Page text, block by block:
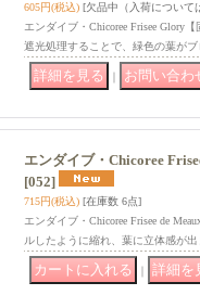
605円(税込) [欠品中（入荷について
エンダイブ・Chicoree Frisee Glory
遮光処理することで、緑色の葉が
エンダイブ・Chicoree
[052]
715円(税込) [在庫数 6点]
エンダイブ・Chicoree Frisee de
ルしたように縮れ、葉に立体感が